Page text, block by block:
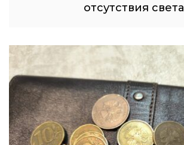
отсутствия света